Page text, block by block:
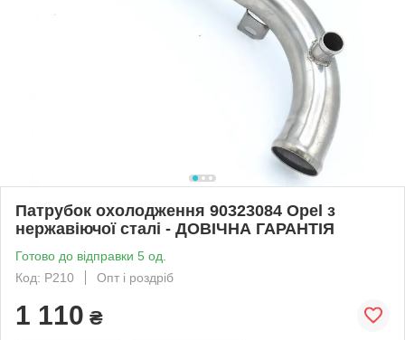
Патрубок охолодження 90323084 Opel з
нержавіючої сталі - ДОВІЧНА ГАРАНТІЯ
Готово до відправки 5 од.
Код: Р210
Опт і роздріб
1 110 ₴